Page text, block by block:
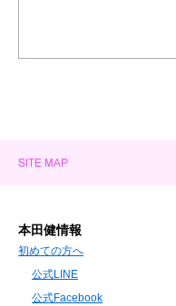
本田健情報
初めての方へ
公式LINE
公式Facebook